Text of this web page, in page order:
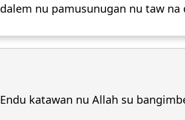
dalem nu pamusunugan nu taw na
Endu katawan nu Allah su